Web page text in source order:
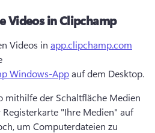
Videos in Clipchamp
Videos in app.clipchamp.com
Windows-App
mithilfe der Schaltfläche Medien
"Ihre Medien" auf
um Computerdateien zu